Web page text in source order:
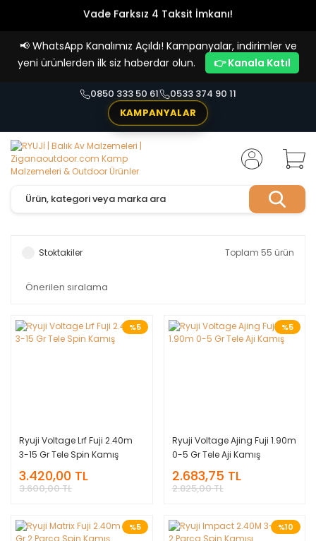
Vade Farksız 4 Taksit İmkanı!
📢 WhatsApp Kanalımız Açıldı! Kampanyalar, indirimler ve
yeni ürünlerden ilk siz haberdar olun.
👉 Kanala Katıl
0850 333 50 61
0533 374 90 11
KAMPANYALAR
Stoktakiler Toplam 55 ürün
%5
Ryuji Voltage Lrf Fuji 2.40m
3-15 Gr Tele Spin Kamış
3.420,00 TL
3.600,00 TL
%5
Ryuji Voltage Ajing Fuji 1.90m
0-5 Gr Tele Aji Kamış
2.683,75 TL
2.825,00 TL
%5 %10